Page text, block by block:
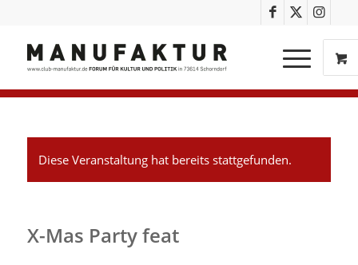
Diese Veranstaltung hat bereits stattgefunden.
X-Mas Party feat